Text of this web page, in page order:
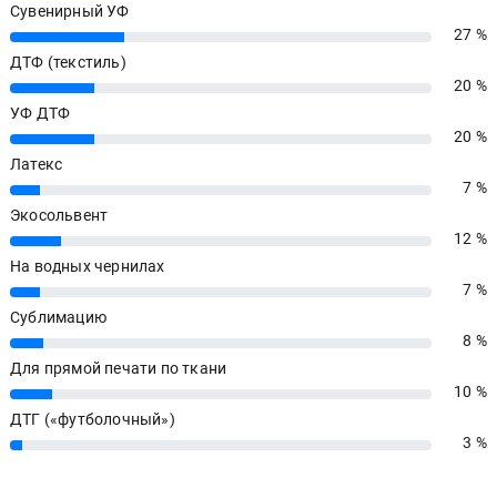
Сувенирный УФ
27%
27 %
ДТФ (текстиль)
20%
20 %
УФ ДТФ
20%
20 %
Латекс
7%
7 %
Экосольвент
12%
12 %
На водных чернилах
7%
7 %
Сублимацию
8%
8 %
Для прямой печати по ткани
10%
10 %
ДТГ («футболочный»)
3% 3 %